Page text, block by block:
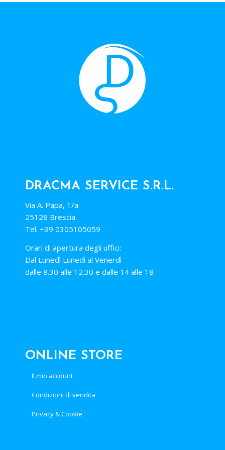
DRACMA SERVICE S.R.L.
Via A. Papa, 1/a
25128 Brescia
Tel. +39 0305105059
Orari di apertura degli uffici:
Dal Lunedì Lunedì al Venerdì
dalle 8.30 alle 12.30 e dalle 14 alle 18
ONLINE STORE
Il mio account
Condizioni di vendita
Privacy & Cookie